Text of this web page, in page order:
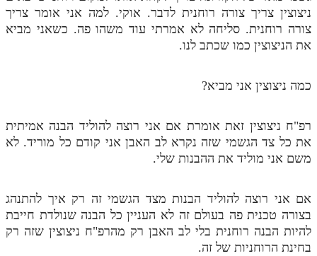
ניצוצין צריך צורה רוחנית לדבר. אוקי. למה אני אומר צריך
צורה רוחנית. סליחה לא אמרתי עוד משהו פה. כשאני מביא
את הניצוצין כמו שכתב לנו.
כמה ניצוצין אני מביא?
רפ"ח ניצוצין זאת אומרת אם אני רוצה להוליד הבנה אמיתית
את כל צד הגשמי שזה נקרא לב האבן אני קודם כל מוריד. לא
משם אני מוליד את ההבנות שלי.
אם אני רוצה להוליד הבנות מצד הגשמי זה רק איך להתנהג
בצורה טכנית פה בעולם זה לא העניין כל הבנה שנולדת חייבת
להיות הבנה רוחנית בלי לב האבן רק מהרפ"ח ניצוצין שזה רק
בחינת הרוחניות של זה.